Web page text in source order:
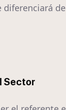
diferenciará
Sector